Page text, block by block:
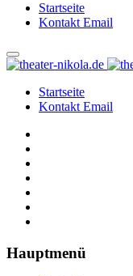
Startseite
Kontakt Email
Startseite
Kontakt Email
Hauptmenü